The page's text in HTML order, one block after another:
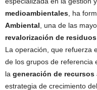
medioambientales , ha
Ambiental , una de las
revalorización de
La operación, que refuerza
de los grupos de referencia
la generación de recursos
estrategia de crecimiento